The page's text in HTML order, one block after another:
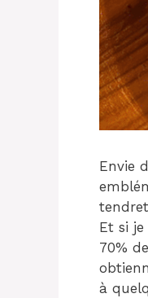
Envie
Et si
70%
à